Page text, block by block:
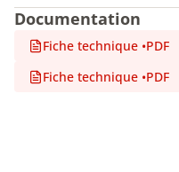
Documentation
Fiche technique •PDF
Fiche technique •PDF